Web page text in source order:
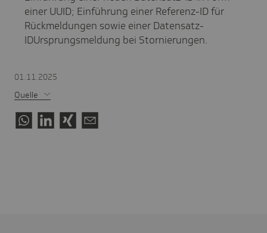
einer UUID; Einführung einer Referenz-ID für
Rückmeldungen sowie einer Datensatz-
IDUrsprungsmeldung bei Stornierungen.
01.11.2025
Quelle